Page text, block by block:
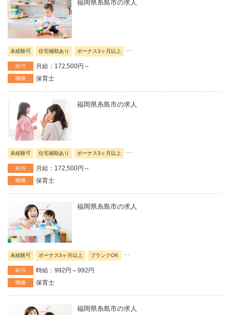
福岡県糸島市の求人
未経験可 住宅補助あり ボーナス3ヶ月以上
給与 月給：172,500円～
職種 保育士
福岡県糸島市の求人
未経験可 住宅補助あり ボーナス3ヶ月以上 ...
給与 月給：172,500円～
職種 保育士
福岡県糸島市の求人
未経験可 ボーナス3ヶ月以上 ブランクOK ...
給与 時給：992円～992円
職種 保育士
福岡県糸島市の求人